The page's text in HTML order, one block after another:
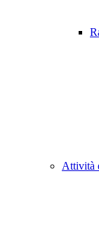
Attività